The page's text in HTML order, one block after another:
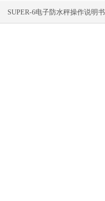
SUPER-6电子防水秤操作说明书